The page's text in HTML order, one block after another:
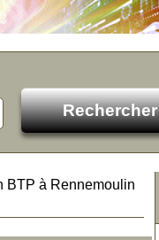
BTP à Rennemoulin